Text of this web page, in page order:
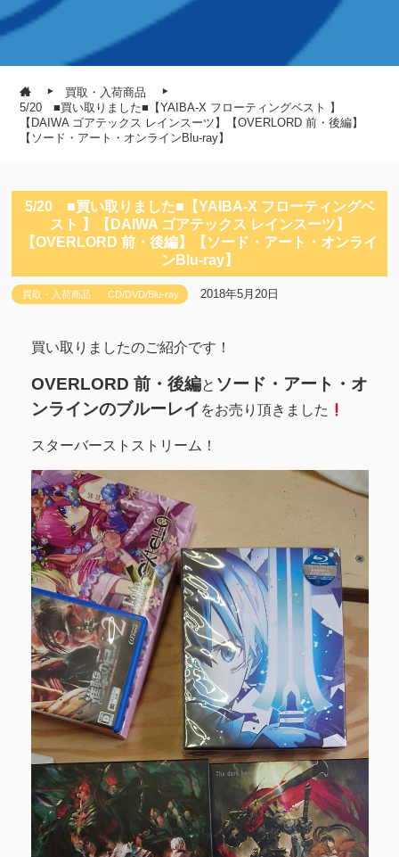
買取・入荷商品
5/20 ■買い取りました■【YAIBA-X フローティングベスト 】
【DAIWA ゴアテックス レインスーツ】【OVERLORD 前・後編】
【ソード・アート・オンラインBlu-ray】
5/20 ■買い取りました■【YAIBA-X フローティングベ
スト 】【DAIWA ゴアテックス レインスーツ】
【OVERLORD 前・後編】【ソード・アート・オンライ
ンBlu-ray】
買取・入荷商品 CD/DVD/Blu-ray 2018年5月20日
買い取りましたのご紹介です！
OVERLORD 前・後編と ソード・アート・オ
ンラインのブルーレイ をお売り頂きました
スターバーストストリーム！